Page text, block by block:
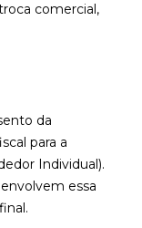
comercial,
da
para a
Individual).
essa